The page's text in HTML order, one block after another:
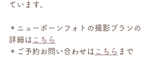
ています。
＊ニューボーンフォトの撮影プランの
詳細は こちら
＊ご予約お問い合わせは こちら まで